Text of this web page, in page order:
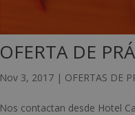
OFERTA DE
Nov 3, 2017 | OFERTAS DE
Nos contactan desde Hotel